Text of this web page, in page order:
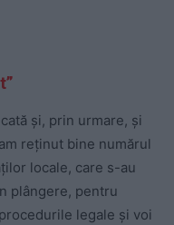
și, prin urmare, și
reținut bine numărul
locale, care s-au
plângere, pentru
legale și voi